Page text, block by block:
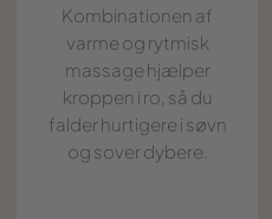
Kombinationen af
varme og rytmisk
massage hjælper
kroppen i ro, så du
falder hurtigere i søvn
og sover dybere.